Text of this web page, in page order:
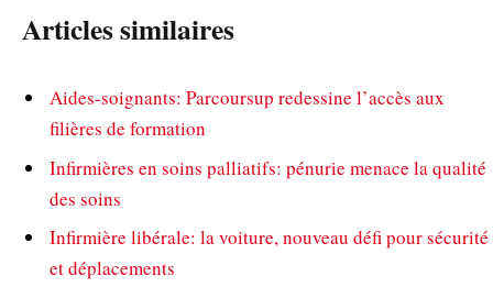
Articles similaires
Aides-soignants: Parcoursup redessine l’accès aux
filières de formation
Infirmières en soins palliatifs: pénurie menace la qualité
des soins
Infirmière libérale: la voiture, nouveau défi pour sécurité
et déplacements